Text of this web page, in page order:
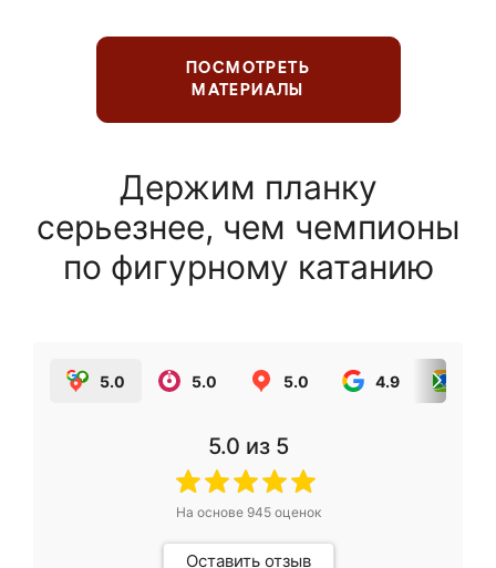
ПОСМОТРЕТЬ
МАТЕРИАЛЫ
Держим планку
серьезнее, чем чемпионы
по фигурному катанию
5.0 5.0 5.0 4.9
5.0 из 5
На основе 945оценок
Оставить отзыв